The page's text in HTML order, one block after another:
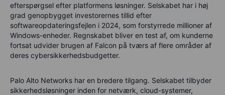
efterspørgsel efter platformens løsninger. Selskabet har i høj
grad genopbygget investorernes tillid efter
softwareopdateringsfejlen i 2024, som forstyrrede millioner af
Windows-enheder. Regnskabet bliver en test af, om kunderne
fortsat udvider brugen af Falcon på tværs af flere områder af
deres cybersikkerhedsbudgetter.
Palo Alto Networks har en bredere tilgang. Selskabet tilbyder
sikkerhedsløsninger inden for netværk, cloud-systemer,